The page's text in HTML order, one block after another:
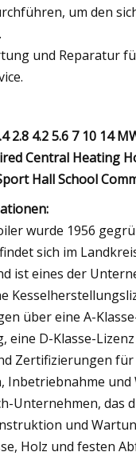
um den
und Reparatur
wurde 1956
sich im
ist eines der
über eine A-
eine D-Klasse-
Zertifizierungen für
Inbetriebnahme und
Unternehmen, das
und
Holz und festen